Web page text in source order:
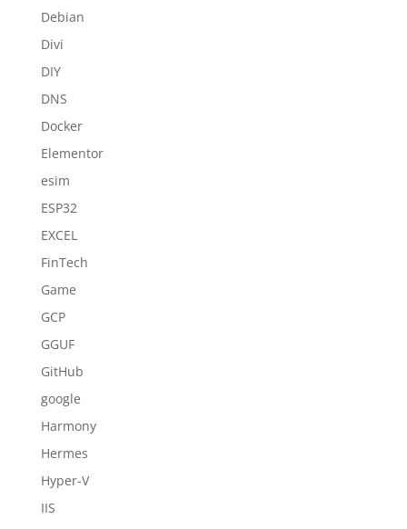
Debian
Divi
DIY
DNS
Docker
Elementor
esim
ESP32
EXCEL
FinTech
Game
GCP
GGUF
GitHub
google
Harmony
Hermes
Hyper-V
IIS